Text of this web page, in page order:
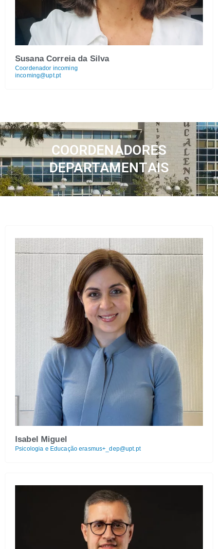
Susana Correia da Silva
Coordenador incoming
incoming@upt.pt
COORDENADORES
DEPARTAMENTAIS
Isabel Miguel
Psicologia e Educaçãoerasmus+_dep@upt.pt